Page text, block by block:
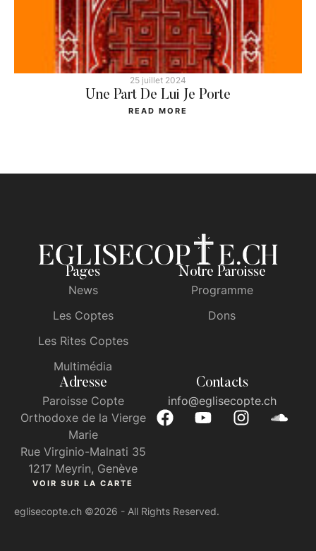
25 juillet 2024
Une Part De Lui Je Porte
READ MORE
Pages
News
Les Coptes
Les Rites Coptes
Multimédia
Notre Paroisse
Programme
Dons
Adresse
Paroisse Copte
Orthodoxe de la Vierge
Marie
Rue Virginio-Malnati 35
1217 Meyrin, Genève
VOIR SUR LA CARTE
Contacts
info@eglisecopte.ch
eglisecopte.ch ©2026 - All Rights Reserved.